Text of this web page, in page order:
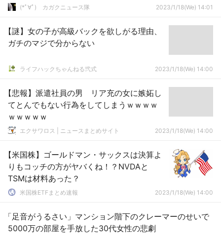
(*ﾟ∀ﾟ)ゞカガクニュース隊 2023/1/18(We) 14:01
【謎】女の子が高級バックを欲しがる理由、
ガチのマジで分からない
ライフハックちゃんねる弐式 2023/1/18(We) 14:00
【悲報】派遣社員の男 リア充の女に嫉妬し
てとんでもない行為をしてしまうｗｗｗｗ
ｗｗｗｗｗ
エクサワロス | ニュースまとめサイト 2023/1/18(We) 14:00
【米国株】ゴールドマン・サックスは決算よ
りもコッチの方がヤバくね！？NVDAと
TSMは材料あった？
米国株ETFまとめ速報 2023/1/18(We) 14:00
「足音がうるさい」マンション階下のクレーマーのせいで
5000万の部屋を手放した30代女性の悲劇